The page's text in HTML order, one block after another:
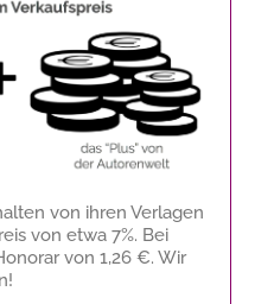
von ihren Verlagen
von etwa 7%. Bei
von 1,26 €. Wir